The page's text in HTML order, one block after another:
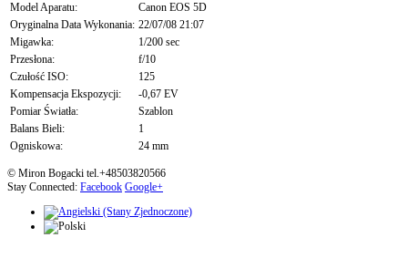
Model Aparatu:
Canon EOS 5D
Oryginalna Data Wykonania: 22/07/08 21:07
Migawka:
1/200 sec
Przesłona:
f/10
Czułość ISO:
125
Kompensacja Ekspozycji:
-0,67 EV
Pomiar Światła:
Szablon
Balans Bieli:
1
Ogniskowa:
24 mm
© Miron Bogacki tel.+48503820566
Stay Connected: Facebook Google+